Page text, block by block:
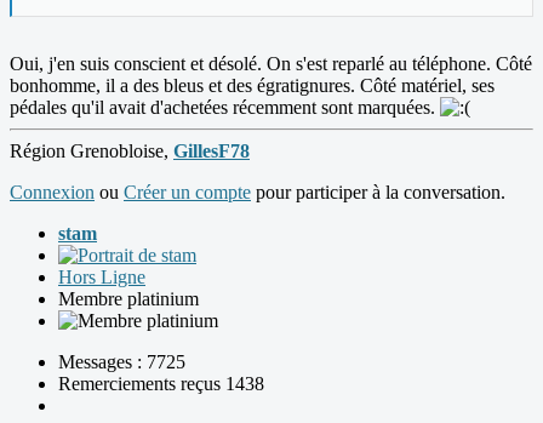
Oui, j'en suis conscient et désolé. On s'est reparlé au téléphone. Côté
bonhomme, il a des bleus et des égratignures. Côté matériel, ses
pédales qu'il avait d'achetées récemment sont marquées.
Région Grenobloise, GillesF78
Connexion ou Créer un compte pour participer à la conversation.
stam
Hors Ligne
Membre platinium
Messages : 7725
Remerciements reçus 1438